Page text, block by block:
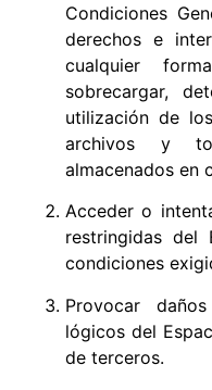
Condiciones
derechos e
cualquier
sobrecargar,
utilización de
archivos y
almacenados en
Acceder o
restringidas del
condiciones
Provocar
lógicos del
de terceros.